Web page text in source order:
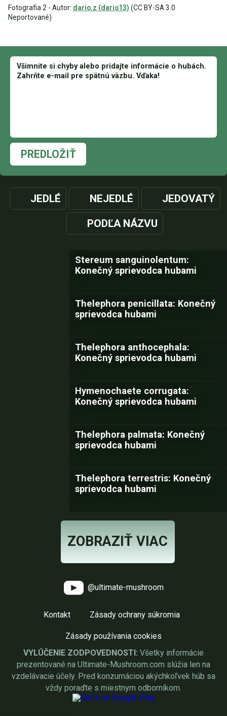
Fotografia 2 - Autor: dario.z (dario13) (CC BY-SA 3.0
Neportované)
PREDLOŽIŤ
JEDLÉ NEJEDLÉ JEDOVATÝ
PODĽA NÁZVU
Stereum sanguinolentum:
Konečný sprievodca hubami
Thelephora penicillata: Konečný
sprievodca hubami
Thelephora anthocephala:
Konečný sprievodca hubami
Hymenochaete corrugata:
Konečný sprievodca hubami
Thelephora palmata: Konečný
sprievodca hubami
Thelephora terrestris: Konečný
sprievodca hubami
ZOBRAZIŤ VIAC
@ultimate-mushroom
Kontakt Zásady ochrany súkromia
Zásady používania cookies
VYLÚČENIE ZODPOVEDNOSTI: Všetky informácie
prezentované na Ultimate-Mushroom.com slúžia len na
vzdelávacie účely. Pred konzumáciou akýchkoľvek húb sa
vždy poraďte s miestnym odborníkom.